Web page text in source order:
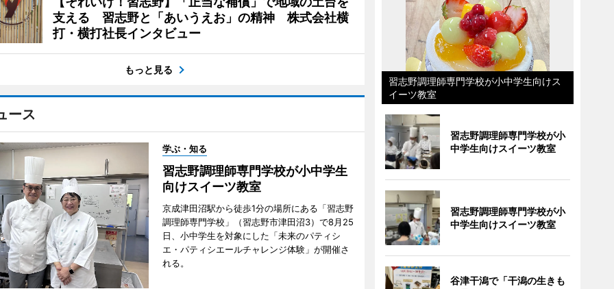
支える 習志野と「あいうえお」の精神 株式会社横
打・横打社長インタビュー
もっと見る
ース
学ぶ・知る
習志野調理師専門学校が小中学生
向けスイーツ教室
京成津田沼駅から徒歩1分の場所にある「習志野
調理師専門学校」（習志野市津田沼3）で8月25
日、小中学生を対象にした「未来のパティシ
エ・パティシエールチャレンジ体験」が開催さ
れる。
習志野調理師専門学校が小中学生向けス
イーツ教室
習志野調理師専門学校が小
中学生向けスイーツ教室
習志野調理師専門学校が小
中学生向けスイーツ教室
谷津干潟で「干潟の生きも